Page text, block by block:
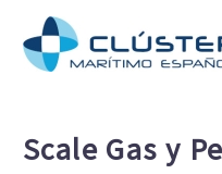
Scale Gas y